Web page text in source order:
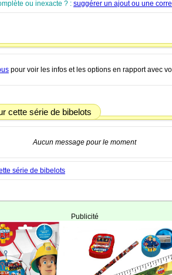
ou inexacte ? : suggérer un ajout ou une
pour voir les infos et les options en rapport avec
cette série de bibelots
Aucun message pour le moment
série de bibelots
Publicité